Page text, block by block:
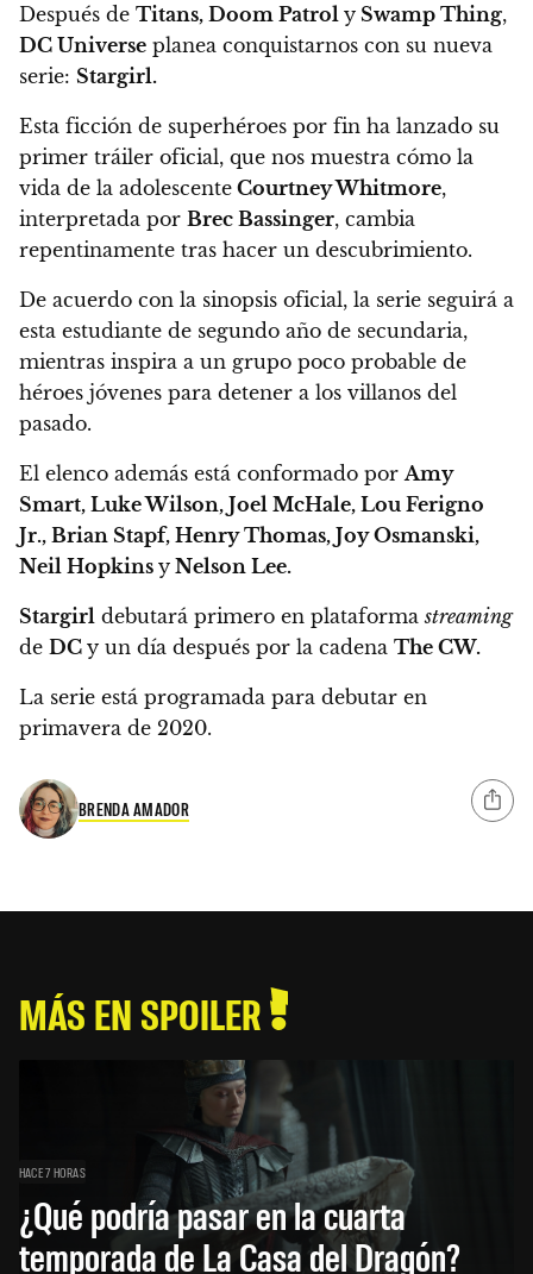
Después de Titans, Doom Patrol y Swamp Thing,
DC Universe planea conquistarnos con su nueva
serie: Stargirl.
Esta ficción de superhéroes por fin ha lanzado su
primer tráiler oficial, que nos muestra cómo la
vida de la adolescente Courtney Whitmore,
interpretada por Brec Bassinger, cambia
repentinamente tras hacer un descubrimiento.
De acuerdo con la sinopsis oficial, la serie seguirá a
esta estudiante de segundo año de secundaria,
mientras inspira a un grupo poco probable de
héroes jóvenes para detener a los villanos del
pasado.
El elenco además está conformado por Amy
Smart, Luke Wilson, Joel McHale, Lou Ferigno
Jr., Brian Stapf, Henry Thomas, Joy Osmanski,
Neil Hopkins y Nelson Lee.
Stargirl debutará primero en plataformastreaming
de DC y un día después por la cadena The CW.
La serie está programada para debutar en
primavera de 2020.
BRENDA AMADOR
MÁS EN SPOILER
HACE 7 HORAS
¿Qué podría pasar en la cuarta
temporada de La Casa del Dragón?